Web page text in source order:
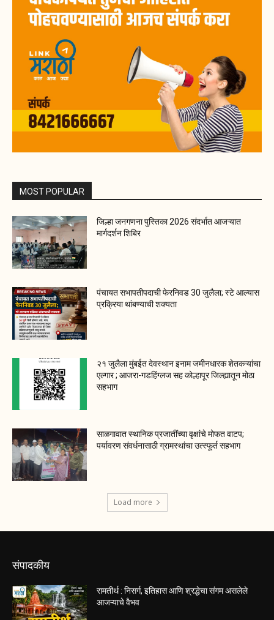
MOST POPULAR
जिल्हा जनगणना पुस्तिका 2026 संदर्भात आजऱ्यात
मार्गदर्शन शिबिर
पंचायत सभापतीपदाची फेरनिवड 30 जुलैला; स्टे आल्यास
प्रक्रिया थांबण्याची शक्यता
२१ जुलैला मुंबईत देवस्थान इनाम जमीनधारक शेतकऱ्यांचा
एल्गार ; आजरा-गडहिंग्लज सह कोल्हापूर जिल्ह्यातून मोठा
सहभाग
साळगावात स्थानिक प्रजातींच्या वृक्षांचे मोफत वाटप;
पर्यावरण संवर्धनासाठी ग्रामस्थांचा उत्स्फूर्त सहभाग
Load more
संपादकीय
रामतीर्थ : निसर्ग, इतिहास आणि श्रद्धेचा संगम असलेले
आजऱ्याचे वैभव